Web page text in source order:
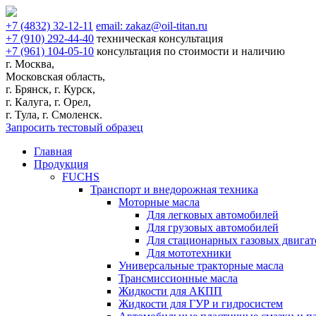
+7 (4832) 32-12-11 email: zakaz@oil-titan.ru
+7 (910) 292-44-40 техническая консультация
+7 (961) 104-05-10 консультация по стоимости и наличию
г. Москва,
Московская область,
г. Брянск, г. Курск,
г. Калуга, г. Орел,
г. Тула, г. Смоленск.
Запросить тестовый образец
Главная
Продукция
FUCHS
Транспорт и внедорожная техника
Моторные масла
Для легковых автомобилей
Для грузовых автомобилей
Для стационарных газовых
Для мототехники
Универсальные тракторные масла
Трансмиссионные масла
Жидкости для АКПП
Жидкости для ГУР и гидросистем